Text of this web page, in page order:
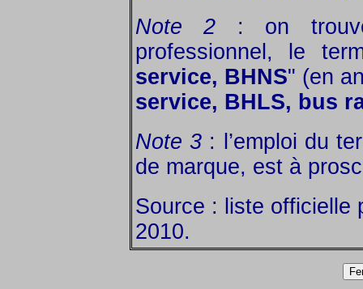
Note 2 : on
professionnel, le
service, BHNS" (en
service, BHLS, bus
Note 3 : l’emploi du
de marque, est à
Source : liste officielle
2010.